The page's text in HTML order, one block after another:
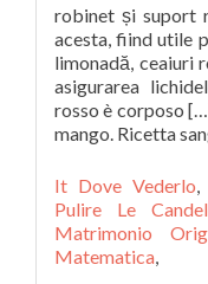
It Dove Vederlo,
Pulire Le
Matrimonio
Matematica,